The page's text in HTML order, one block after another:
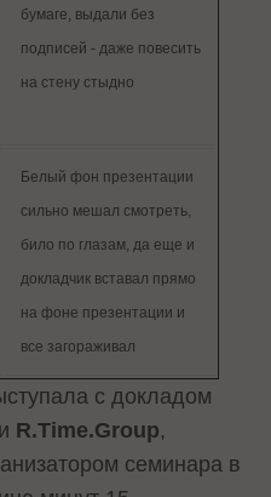
бумаге, выдали без
подписей - даже повесить
на стену стыдно
Белый фон презентации
сильно мешал смотреть,
било по глазам, да еще и
докладчик вставал прямо
на фоне презентации и
все загораживал
с докладом
R.Time.Group,
семинара в